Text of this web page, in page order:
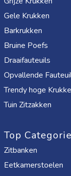
Gele Krukken
Barkrukken
Bruine Poefs
Draaifauteuils
Opvallende
Trendy hoge
Tuin Zitzakken
Top
Zitbanken
Eetkamerstoelen